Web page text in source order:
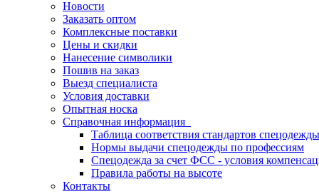
Новости
Заказать оптом
Комплексные поставки
Цены и скидки
Нанесение символики
Пошив на заказ
Выезд специалиста
Условия доставки
Опытная носка
Справочная информация
Таблица соответствия стандартов спецодежды
Нормы выдачи спецодежды по профессиям
Спецодежда за счет ФСС - условия
Правила работы на высоте
Контакты